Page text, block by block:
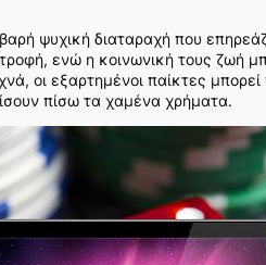
ψυχική διαταραχή που
ενώ η κοινωνική τους ζωή
οι εξαρτημένοι παίκτες
πίσω τα χαμένα χρήματα.